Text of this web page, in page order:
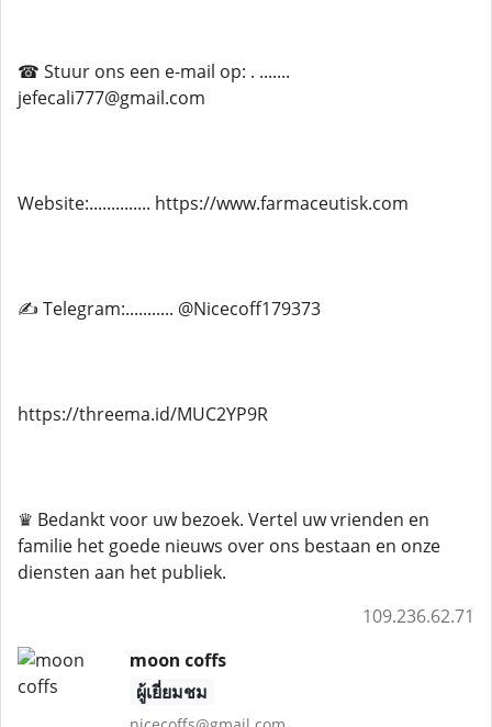
☎ Stuur ons een e-mail op: . .......
jefecali777@gmail.com
Website:.............. https://www.farmaceutisk.com
✍ Telegram:........... @Nicecoff179373
https://threema.id/MUC2YP9R
♛ Bedankt voor uw bezoek. Vertel uw vrienden en
familie het goede nieuws over ons bestaan ​​en onze
diensten aan het publiek.
109.236.62.71
moon coffs
ผู้เยี่ยมชม